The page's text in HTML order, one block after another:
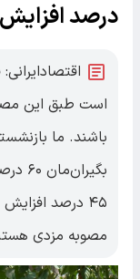
درصد
باشند. ما
۴۵ درصد
مصوبه مزدی